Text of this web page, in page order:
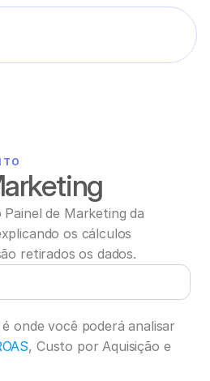
de Marketing da
os cálculos
retirados os dados.
onde você poderá analisar
, Custo por Aquisição e